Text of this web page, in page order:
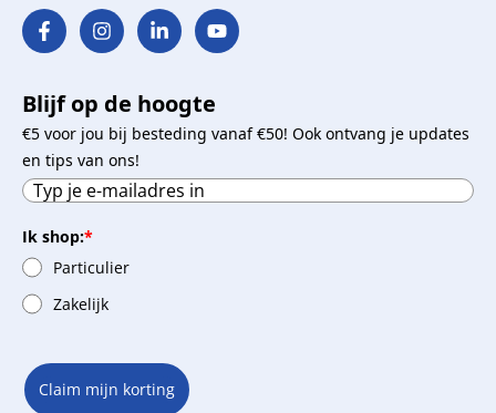
Blijf op de hoogte
€5 voor jou bij besteding vanaf €50! Ook ontvang je updates
en tips van ons!
Ik shop:*
Particulier
Zakelijk
Claim mijn korting